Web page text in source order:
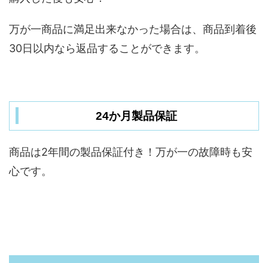
万が一商品に満足出来なかった場合は、商品到着後
30日以内なら返品することができます。
24か月製品保証
商品は2年間の製品保証付き！万が一の故障時も安
心です。